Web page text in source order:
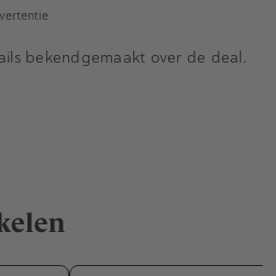
bekendgemaakt over de deal.